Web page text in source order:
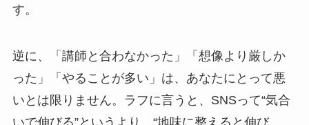
す。
逆に、「講師と合わなかった」「想像より厳しか
った」「やることが多い」は、あなたにとって悪
いとは限りません。ラフに言うと、SNSって“気合